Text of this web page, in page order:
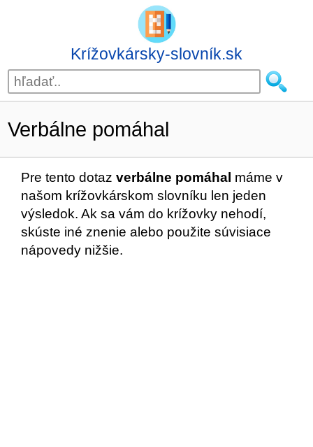
Krížovkársky-slovník.sk
Verbálne pomáhal
Pre tento dotaz verbálne pomáhal máme v
našom krížovkárskom slovníku len jeden
výsledok. Ak sa vám do krížovky nehodí,
skúste iné znenie alebo použite súvisiace
nápovedy nižšie.